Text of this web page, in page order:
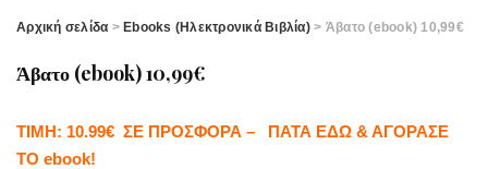
Αρχική σελίδα > Ebooks (Ηλεκτρονικά Βιβλία)> Άβατο (ebook) 10,99€
Άβατο (ebook) 10,99€
ΤΙΜΗ: 10.99€ ΣΕ ΠΡΟΣΦΟΡΑ – ΠΑΤΑ ΕΔΩ & ΑΓΟΡΑΣΕ
ΤΟ ebook!